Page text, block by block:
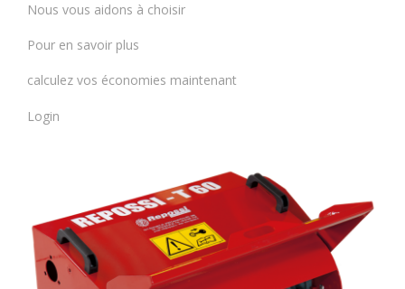
Nous vous aidons à choisir
Pour en savoir plus
calculez vos économies maintenant
Login